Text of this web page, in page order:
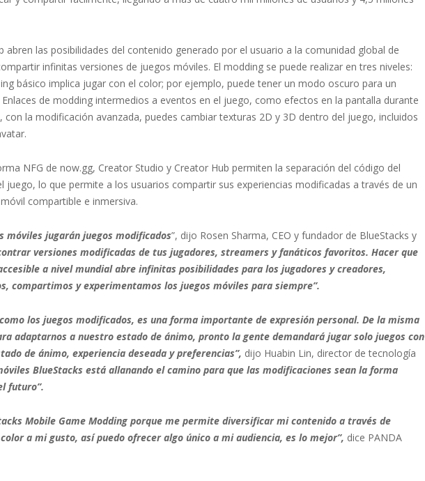
abren las posibilidades del contenido generado por el usuario a la comunidad global de
infinitas versiones de juegos móviles. El modding se puede realizar en tres niveles:
básico implica jugar con el color; por ejemplo, puede tener un modo oscuro para un
de modding intermedios a eventos en el juego, como efectos en la pantalla durante
la modificación avanzada, puedes cambiar texturas 2D y 3D dentro del juego, incluidos
NFG de now.gg, Creator Studio y Creator Hub permiten la separación del código del
lo que permite a los usuarios compartir sus experiencias modificadas a través de un
compartible e inmersiva.
móviles jugarán juegos modificados”, dijo Rosen Sharma, CEO y fundador de BlueStacks y
versiones modificadas de tus jugadores, streamers y fanáticos favoritos. Hacer que
a nivel mundial abre infinitas posibilidades para los jugadores y creadores,
compartimos y experimentamos los juegos móviles para siempre”.
los juegos modificados, es una forma importante de expresión personal. De la misma
adaptarnos a nuestro estado de ánimo, pronto la gente demandará jugar solo juegos con
de ánimo, experiencia deseada y preferencias”, dijo Huabin Lin, director de tecnología
BlueStacks está allanando el camino para que las modificaciones sean la forma
futuro”.
Mobile Game Modding porque me permite diversificar mi contenido a través de
a mi gusto, así puedo ofrecer algo único a mi audiencia, es lo mejor”, dice PANDA